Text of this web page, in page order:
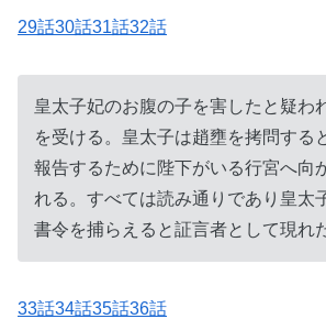
29話30話31話32話
皇太子妃のお腹の子を害したと疑わ
を受ける。皇太子は趙壅を拷問する
報告するために陛下がいる行宮へ向
れる。すべては読み通りであり皇太
書令を捕らえると証言者として現れ
33話34話35話36話